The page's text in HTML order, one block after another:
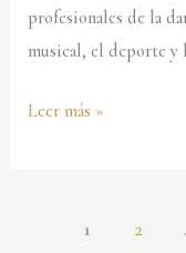
profesionales de la
musical, el deporte y
Leer más »
1 2